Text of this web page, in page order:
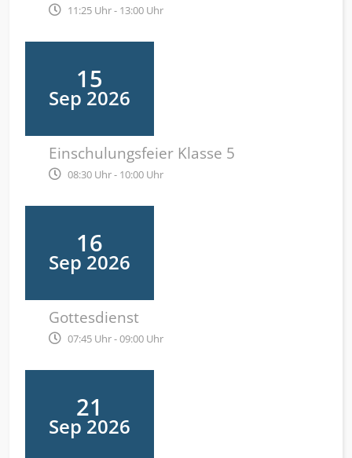
11:25 Uhr - 13:00 Uhr
15
Sep 2026
Einschulungsfeier Klasse 5
08:30 Uhr - 10:00 Uhr
16
Sep 2026
Gottesdienst
07:45 Uhr - 09:00 Uhr
21
Sep 2026